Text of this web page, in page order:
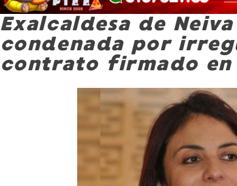
Exalcaldesa de
condenada por
contrato firmado en